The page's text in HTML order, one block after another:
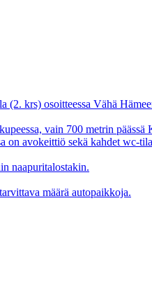
(2. krs) osoitteessa Vähä
vain 700 metrin päässä
on avokeittiö sekä kahdet wc-
naapuritalostakin.
määrä autopaikkoja.